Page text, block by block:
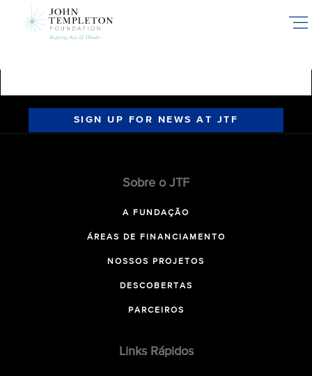
SIGN UP FOR NEWS AT JTF
Sobre o JTF
A FUNDAÇÃO
ÁREAS DE FINANCIAMENTO
NOSSOS PROJETOS
DESCOBERTAS
PARCEIROS
Links Rápidos